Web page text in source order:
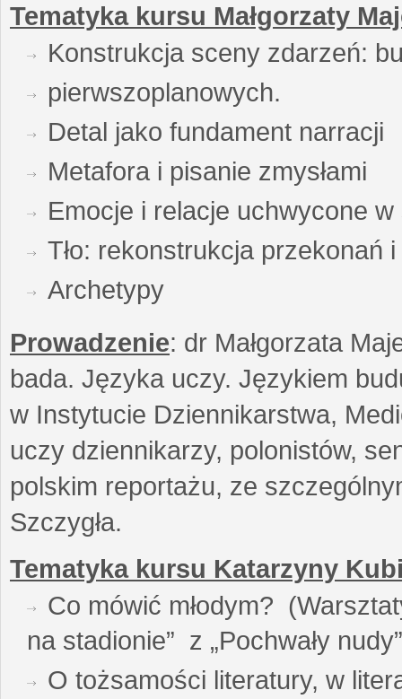
Tematyka kursu Małgorzaty
Konstrukcja sceny zdarzeń:
pierwszoplanowych.
Detal jako fundament narracji
Metafora i pisanie zmysłami
Emocje i relacje uchwycone
Tło: rekonstrukcja przekonań
Archetypy
Prowadzenie: dr Małgorzata
bada. Języka uczy. Językiem
w Instytucie Dziennikarstwa,
uczy dziennikarzy, polonistów,
polskim reportażu, ze
Szczygła.
Tematyka kursu Katarzyny
Co mówić młodym?
na stadionie” z „Pochwały
O tożsamości literatury, w